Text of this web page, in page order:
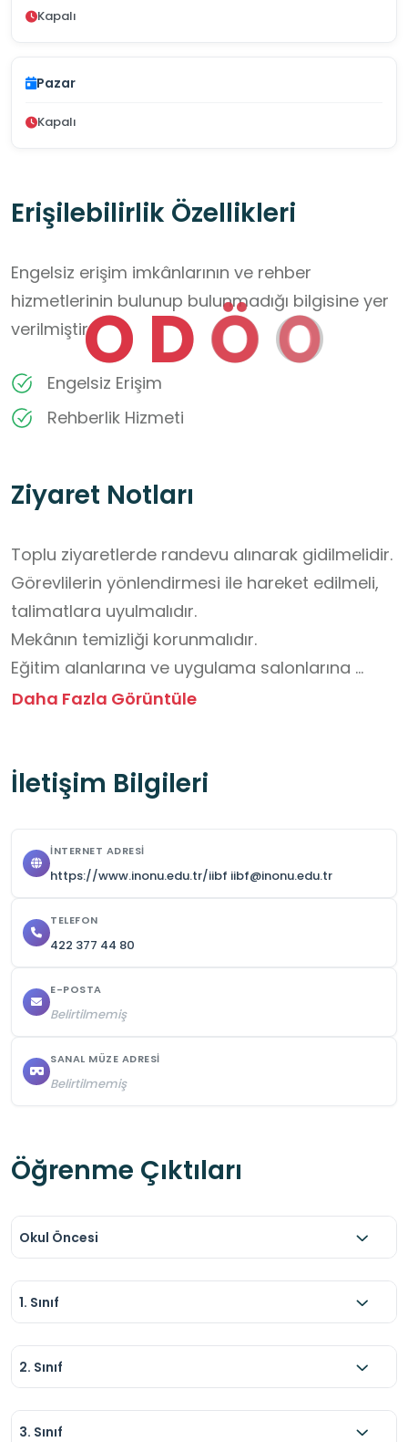
O DÖO
Kapalı
Pazar
Kapalı
Erişilebilirlik Özellikleri
Engelsiz erişim imkânlarının ve rehber
hizmetlerinin bulunup bulunmadığı bilgisine yer
verilmiştir.
Engelsiz Erişim
Rehberlik Hizmeti
Ziyaret Notları
Toplu ziyaretlerde randevu alınarak gidilmelidir.
Görevlilerin yönlendirmesi ile hareket edilmeli,
talimatlara uyulmalıdır.
Mekânın temizliği korunmalıdır.
Eğitim alanlarına ve uygulama salonlarına
izinsiz olarak girilmemelidir.
Daha Fazla Görüntüle
İletişim Bilgileri
İNTERNET ADRESI
https://www.inonu.edu.tr/iibf iibf@inonu.edu.tr
TELEFON
422 377 44 80
E-POSTA
Belirtilmemiş
SANAL MÜZE ADRESI
Belirtilmemiş
Öğrenme Çıktıları
Okul Öncesi
1. Sınıf
2. Sınıf
3. Sınıf